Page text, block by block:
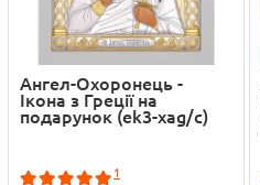
Ангел-Охоронець -
Ікона з Греції на
подарунок (ek3-xag/c)
1